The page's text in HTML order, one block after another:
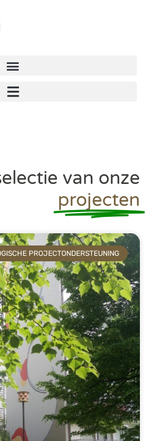
van onze
projecten
PROJECTONDERSTEUNING